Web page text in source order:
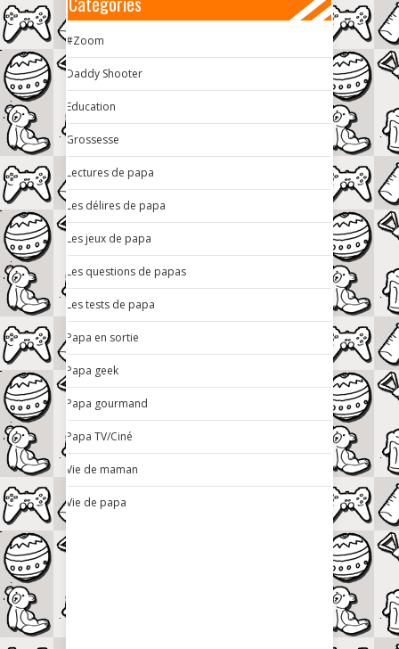
#Zoom
Daddy Shooter
Education
Grossesse
Lectures de papa
Les délires de papa
Les jeux de papa
Les questions de papas
Les tests de papa
Papa en sortie
Papa geek
Papa gourmand
Papa TV/Ciné
Vie de maman
Vie de papa